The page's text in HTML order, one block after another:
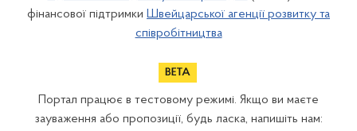
фінансової підтримки Швейцарської агенції розвитку та
співробітництва
Портал працює в тестовому режимі. Якщо ви маєте
зауваження або пропозиції, будь ласка, напишіть нам: